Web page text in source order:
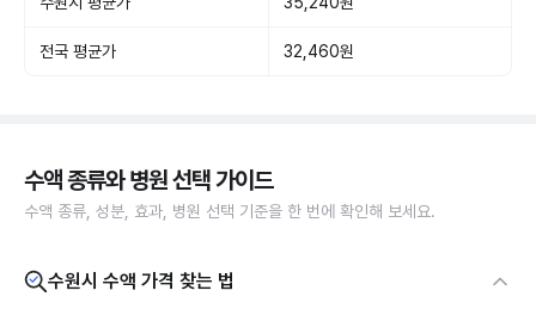
전국 평균가 32,460원
수액 종류와 병원 선택 가이드
수액 종류, 성분, 효과, 병원 선택 기준을 한 번에 확인해 보세요.
수원시 수액 가격 찾는 법